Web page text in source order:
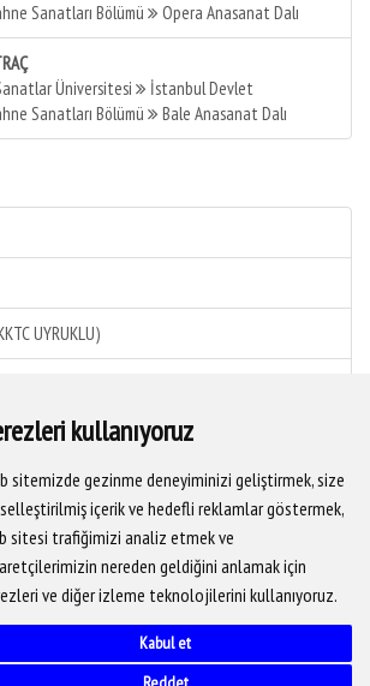
kullanıyoruz
sitemizde gezinme deneyiminizi geliştirmek, size
içerik ve hedefli reklamlar göstermek,
sitesi trafiğimizi analiz etmek ve
nereden geldiğini anlamak için
ve diğer izleme teknolojilerini kullanıyoruz.
Kabul et
Sanatları Bölümü Opera Anasanat Dalı
Üniversitesi
İstanbul Devlet
Sanatları Bölümü Bale Anasanat Dalı
UYRUKLU)
DALI
YÖKSİS veritabanından alınmaktadır.
Güzel Sanatlar Üniversitesi Bilgi İşlem D.B.